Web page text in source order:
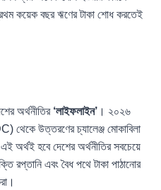
কয়েক বছর ঋণের টাকা শোধ করতেই
অর্থনীতির ‘লাইফলাইন’ । ২০২৬
থেকে উত্তরণের চ্যালেঞ্জ মোকাবিলা
অর্থই হবে দেশের অর্থনীতির সবচেয়ে
রপ্তানি এবং বৈধ পথে টাকা পাঠানোর